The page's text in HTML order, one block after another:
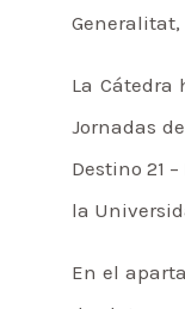
Generalitat,
La Cátedra
Jornadas
Destino 21
la
En el